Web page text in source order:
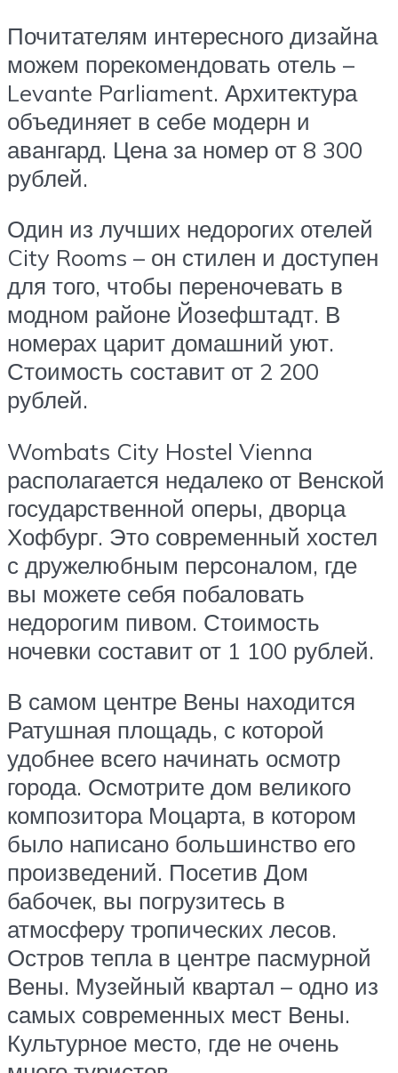
Почитателям интересного дизайна
можем порекомендовать отель –
Levante Parliament. Архитектура
объединяет в себе модерн и
авангард. Цена за номер от 8 300
рублей.
Один из лучших недорогих отелей
City Rooms – он стилен и доступен
для того, чтобы переночевать в
модном районе Йозефштадт. В
номерах царит домашний уют.
Стоимость составит от 2 200
рублей.
Wombats City Hostel Vienna
располагается недалеко от Венской
государственной оперы, дворца
Хофбург. Это современный хостел
с дружелюбным персоналом, где
вы можете себя побаловать
недорогим пивом. Стоимость
ночевки составит от 1 100 рублей.
В самом центре Вены находится
Ратушная площадь, с которой
удобнее всего начинать осмотр
города. Осмотрите дом великого
композитора Моцарта, в котором
было написано большинство его
произведений. Посетив Дом
бабочек, вы погрузитесь в
атмосферу тропических лесов.
Остров тепла в центре пасмурной
Вены. Музейный квартал – одно из
самых современных мест Вены.
Культурное место, где не очень